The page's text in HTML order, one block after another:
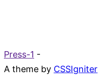
Press-1 -
A theme by CSSIgniter